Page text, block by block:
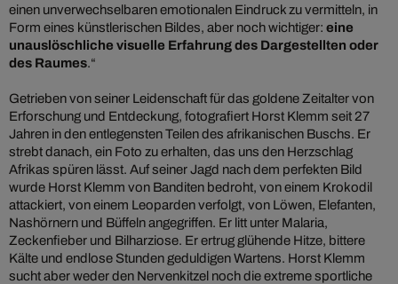
einen unverwechselbaren emotionalen Eindruck zu vermitteln, in
Form eines künstlerischen Bildes, aber noch wichtiger: eine
unauslöschliche visuelle Erfahrung des Dargestellten oder
des Raumes.“
Getrieben von seiner Leidenschaft für das goldene Zeitalter von
Erforschung und Entdeckung, fotografiert Horst Klemm seit 27
Jahren in den entlegensten Teilen des afrikanischen Buschs. Er
strebt danach, ein Foto zu erhalten, das uns den Herzschlag
Afrikas spüren lässt. Auf seiner Jagd nach dem perfekten Bild
wurde Horst Klemm von Banditen bedroht, von einem Krokodil
attackiert, von einem Leoparden verfolgt, von Löwen, Elefanten,
Nashörnern und Büffeln angegriffen. Er litt unter Malaria,
Zeckenfieber und Bilharziose. Er ertrug glühende Hitze, bittere
Kälte und endlose Stunden geduldigen Wartens. Horst Klemm
sucht aber weder den Nervenkitzel noch die extreme sportliche